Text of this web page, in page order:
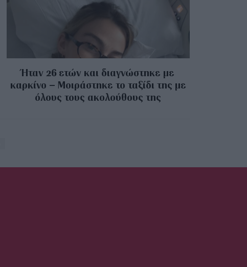
Ήταν 26 ετών και διαγνώστηκε με
καρκίνο – Μοιράστηκε το ταξίδι της με
όλους τους ακολούθους της